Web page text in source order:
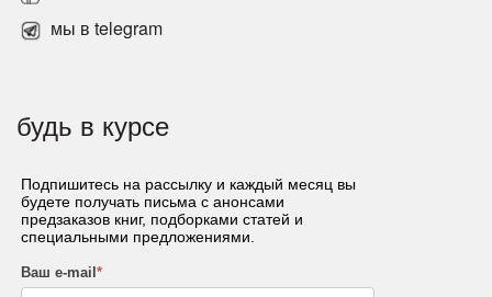
мы в telegram
будь в курсе
Подпишитесь на рассылку и каждый месяц вы
будете получать письма с анонсами
предзаказов книг, подборками статей и
специальными предложениями.
Ваш e-mail *